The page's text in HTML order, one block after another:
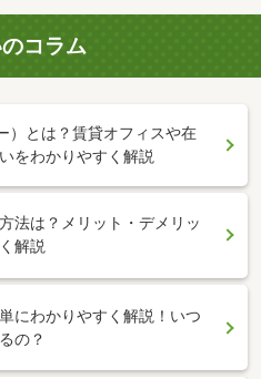
コラム
）とは？賃貸オフィスや在
をわかりやすく解説
法は？メリット・デメリッ
解説
にわかりやすく解説！いつ
の？